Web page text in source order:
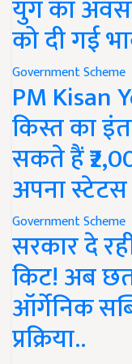
युग का
को दी गई
Government Scheme
PM Kisan
किस्त का
सकते हैं
अपना स्टेटस
Government Scheme
सरकार दे
किट! अब
ऑर्गेनिक
प्रक्रिया..